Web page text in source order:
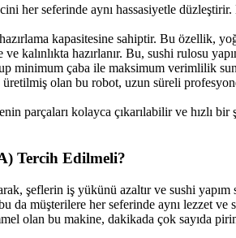
her seferinde aynı hassasiyetle düzleştirir.
kapasitesine sahiptir. Bu özellik,
kalınlıkta hazırlanır. Bu, sushi rulosu
minimum çaba ile maksimum verimlilik
olan bu robot, uzun süreli
parçaları kolayca çıkarılabilir ve hızlı
Tercih Edilmeli?
şeflerin iş yükünü azaltır ve sushi
da müşterilere her seferinde aynı lezzet ve
olan bu makine, dakikada çok sayıda